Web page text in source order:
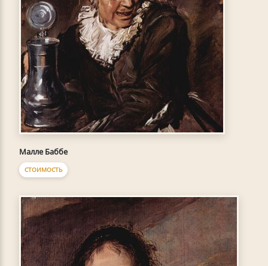
Малле Баббе
СТОИМОСТЬ